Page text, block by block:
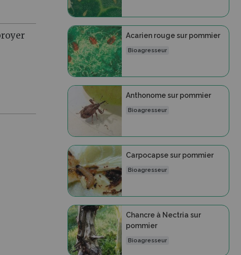
Acarien rouge sur pommier
Bioagresseur
Anthonome sur pommier
Bioagresseur
Carpocapse sur pommier
Bioagresseur
Chancre à Nectria sur
pommier
Bioagresseur